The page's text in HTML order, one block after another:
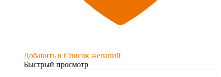
Добавить в Список желаний
Быстрый просмотр